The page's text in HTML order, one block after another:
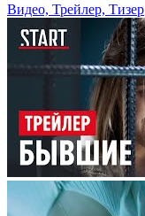
Видео, Трейлер, Тизер